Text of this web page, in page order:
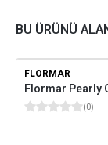
BU ÜRÜNÜ
FLORMAR
Flormar Pearly
(0)